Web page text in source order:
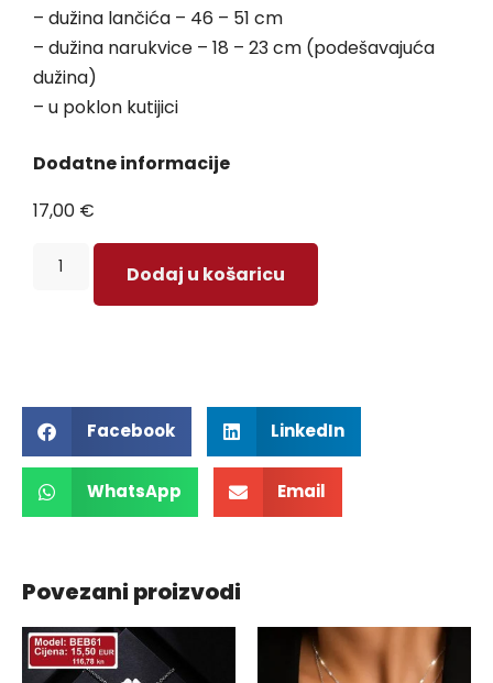
– dužina lančića – 46 – 51 cm
– dužina narukvice – 18 – 23 cm (podešavajuća
dužina)
– u poklon kutijici
Dodatne informacije
17,00 €
Dodaj u košaricu
Facebook LinkedIn
WhatsApp Email
Povezani proizvodi